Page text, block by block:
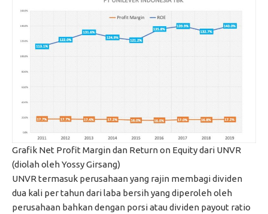
Grafik Net Profit Margin dan Return on Equity dari UNVR
(diolah oleh Yossy Girsang)
UNVR termasuk perusahaan yang rajin membagi dividen
dua kali per tahun dari laba bersih yang diperoleh oleh
perusahaan bahkan dengan porsi atau dividen payout ratio